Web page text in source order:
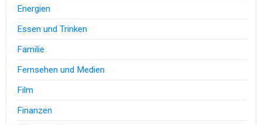
Energien
Essen und Trinken
Familie
Fernsehen und Medien
Film
Finanzen